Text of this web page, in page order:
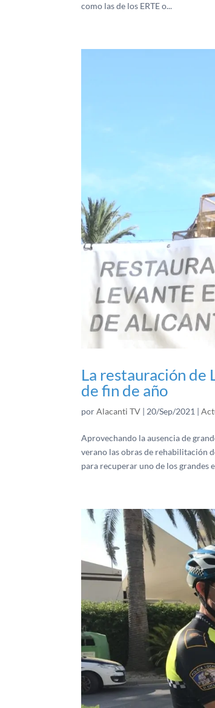
como las de los ERTE o...
La restauración de
de fin de año
porAlacanti TV | 20/Sep/2021 |
Aprovechando la ausencia de
verano las obras de rehabilitación
para recuperar uno de los grandes